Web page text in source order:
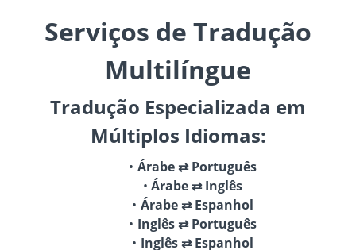
Serviços de Tradução
Multilíngue
Tradução Especializada em
Múltiplos Idiomas:
Árabe ⇄ Português
Árabe ⇄ Inglês
Árabe ⇄ Espanhol
Inglês ⇄ Português
Inglês ⇄ Espanhol